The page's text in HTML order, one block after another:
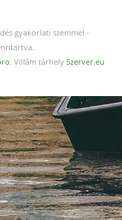
gyakorlati szemmel -
. Villám tárhely Szerver.eu